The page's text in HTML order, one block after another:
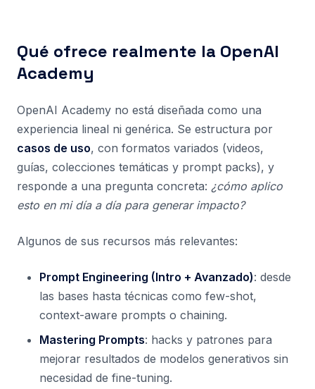
Qué ofrece realmente la OpenAI
Academy
OpenAI Academy no está diseñada como una
experiencia lineal ni genérica. Se estructura por
casos de uso, con formatos variados (videos,
guías, colecciones temáticas y prompt packs), y
responde a una pregunta concreta: ¿cómo aplico
esto en mi día a día para generar impacto?
Algunos de sus recursos más relevantes:
Prompt Engineering (Intro + Avanzado): desde
las bases hasta técnicas como few-shot,
context-aware prompts o chaining.
Mastering Prompts: hacks y patrones para
mejorar resultados de modelos generativos sin
necesidad de fine-tuning.